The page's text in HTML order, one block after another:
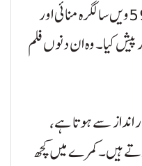
گزشتہ روز سلمان خان نے اپنی 59ویں سالگرہ منائی اور
پیش کیا۔ وہ ان دنوں فلم
انداز سے ہوتا ہے،
ہیں۔ کمرے میں کچھ